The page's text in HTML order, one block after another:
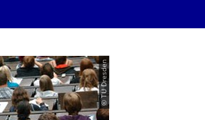
© TU Dresden